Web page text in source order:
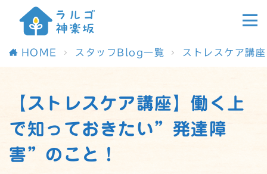
HOME スタッフBlog一覧 ストレスケア講座
【ストレスケア講座】働く上
で知っておきたい”発達障
害”のこと！